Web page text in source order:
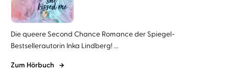
Die queere Second Chance Romance der Spiegel-
Bestsellerautorin Inka Lindberg! ...
Zum Hörbuch